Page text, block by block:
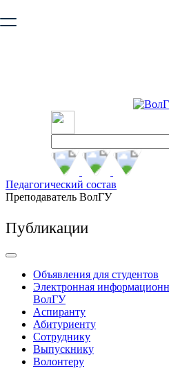
безопасную работу с сайтом.
Педагогический состав
Преподаватель ВолГУ
Публикации
Объявления для студентов
Электронная
ВолГУ
Аспиранту
Абитуриенту
Сотруднику
Выпускнику
Волонтеру